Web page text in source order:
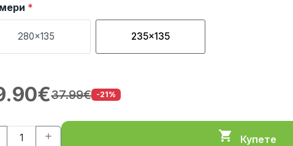
*
280x135 235x135
37.99€ -21%
add shopping_cart Купете